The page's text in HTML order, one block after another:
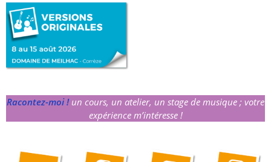
Racontez-moi ! un cours, un atelier, un stage de musique ; votre
expérience m’intéresse !